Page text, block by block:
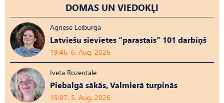
DOMAS UN VIEDOKĻI
Agnese Leiburga
Latviešu sievietes “parastais” 101 darbiņš
19:46, 6. Aug, 2026
Iveta Rozentāle
Piebalgā sākās, Valmierā turpinās
15:07, 5. Aug, 2026